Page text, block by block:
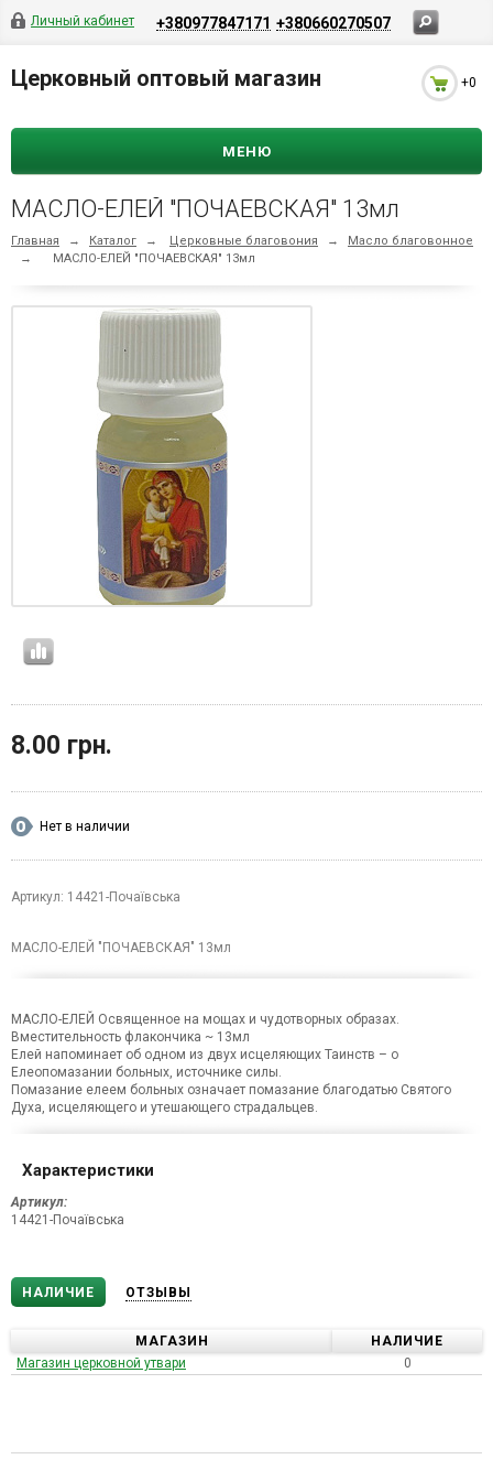
Личный кабинет +380977847171 +380660270507
Церковный оптовый магазин +0
МЕНЮ
МАСЛО-ЕЛЕЙ "ПОЧАЕВСКАЯ" 13мл
Главная → Каталог → Церковные благовония →
Масло благовонное
→
МАСЛО-ЕЛЕЙ "ПОЧАЕВСКАЯ" 13мл
8.00 грн.
Нет в наличии
Артикул: 14421-Почаївська
МАСЛО-ЕЛЕЙ "ПОЧАЕВСКАЯ" 13мл
МАСЛО-ЕЛЕЙ Освященное на мощах и чудотворных образах.
Вместительность флакончика ~ 13мл
Елей напоминает об одном из двух исцеляющих Таинств – о
Елеопомазании больных, источнике силы.
Помазание елеем больных означает помазание благодатью Святого
Духа, исцеляющего и утешающего страдальцев.
Характеристики
Артикул:
14421-Почаївська
НАЛИЧИЕ ОТЗЫВЫ
МАГАЗИН
НАЛИЧИЕ
Магазин церковной утвари
0